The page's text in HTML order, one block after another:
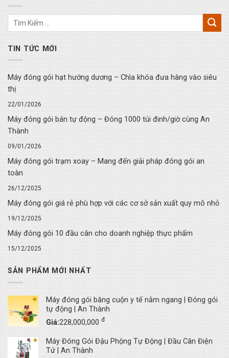
TIN TỨC MỚI
Máy đóng gói hạt hướng dương – Chìa khóa đưa hàng vào siêu
thị
22/01/2026
Máy đóng gói bán tự động – Đóng 1000 túi đinh/giờ cùng An
Thành
09/01/2026
Máy đóng gói trạm xoay – Mang đến giải pháp đóng gói an
toàn
26/12/2025
Máy đóng gói giá rẻ phù hợp với các cơ sở sản xuất quy mô nhỏ
19/12/2025
Máy đóng gói 10 đầu cân cho doanh nghiệp thực phẩm
15/12/2025
SẢN PHẨM MỚI NHẤT
Máy đóng gói băng cuộn y tế nằm ngang | Đóng gói
tự động | An Thành
Giá:228,000,000 đ
Máy Đóng Gói Đậu Phộng Tự Động | Đầu Cân Điện
Tử | An Thành